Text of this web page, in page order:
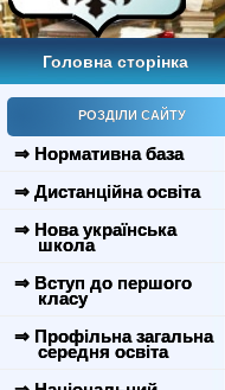
Головна сторінка
РОЗДІЛИ САЙТУ
⇒ Нормативна база
⇒ Дистанційна освіта
⇒ Нова українська
школа
⇒ Вступ до першого
класу
⇒ Профільна загальна
середня освіта